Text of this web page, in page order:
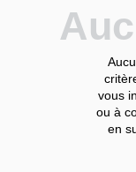
vous
ou à
en